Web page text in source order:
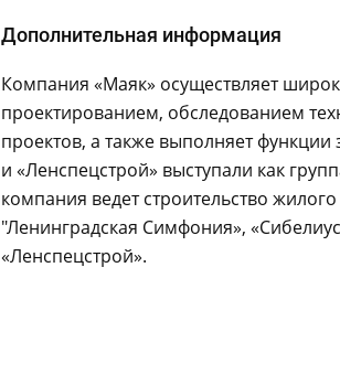
Дополнительная информация
Компания «Маяк» осуществляет
проектированием, обследованием
проектов, а также выполняет
и «Ленспецстрой» выступали как
компания ведет строительство
"Ленинградская Симфония»,
«Ленспецстрой».